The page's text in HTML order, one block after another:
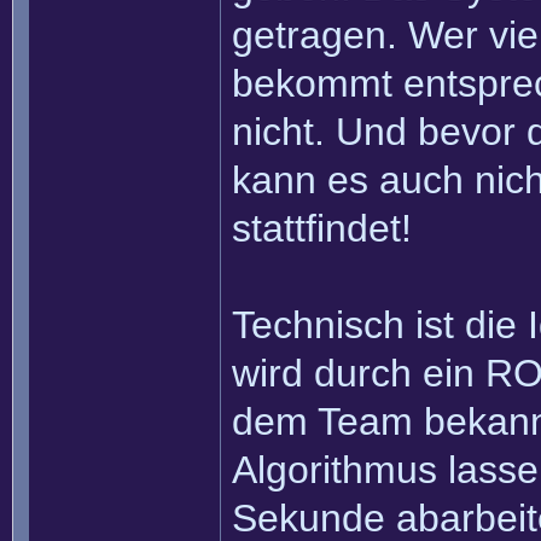
getragen. Wer
bekommt
nicht. Und bevor
kann es auch
stattfindet!
Technisch ist die
wird durch ein
dem Team
Algorithmus
Sekunde